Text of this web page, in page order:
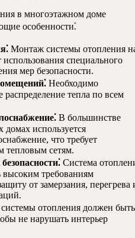
в многоэтажном доме
особенности⁚
Монтаж системы отопления
специального
мер безопасности.
Необходимо
распределение тепла по всем
В большинстве
домах используется
что требует
тепловым сетям.
Система
высоким требованиям
от замерзания, перегрева
отопления должен быть
не нарушать интерьер